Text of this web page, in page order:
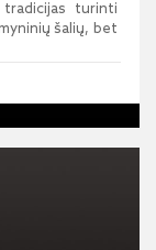
turinti
šalių, bet